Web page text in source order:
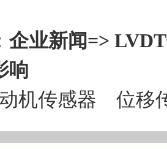
企业新闻=>
响
机传感器 位移